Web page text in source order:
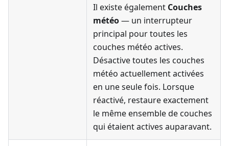
Il existe également Couches
météo— un interrupteur
principal pour toutes les
couches météo actives.
Désactive toutes les couches
météo actuellement activées
en une seule fois. Lorsque
réactivé, restaure exactement
le même ensemble de couches
qui étaient actives auparavant.